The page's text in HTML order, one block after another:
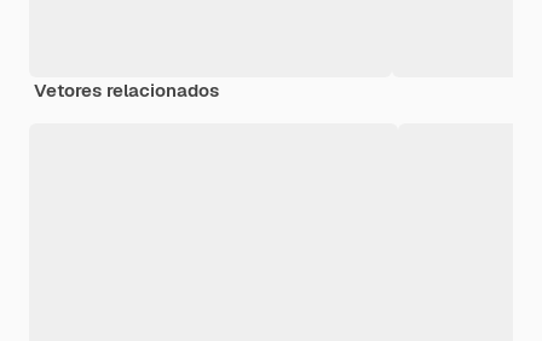
Vetores relacionados